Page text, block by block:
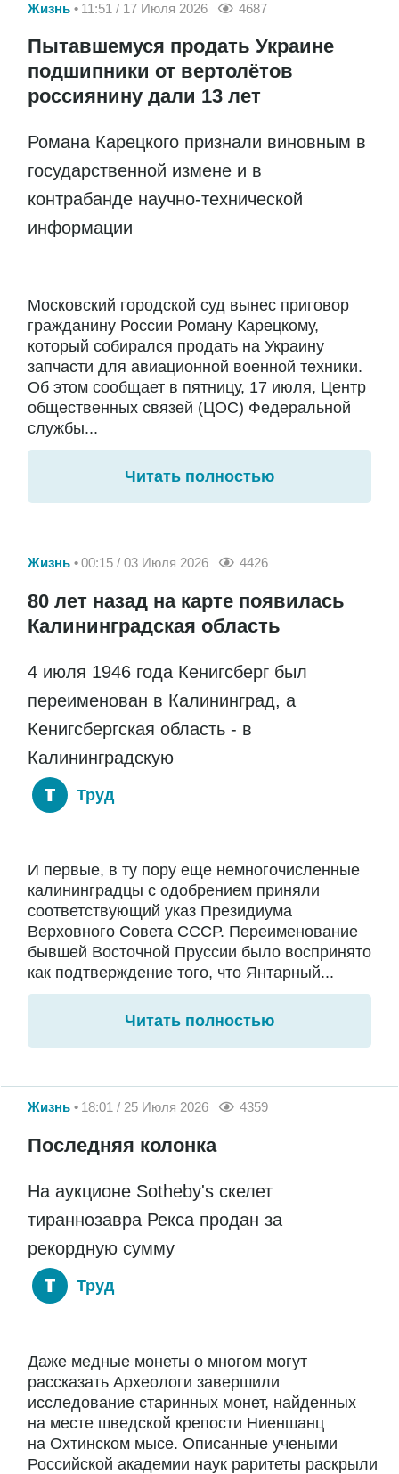
Жизнь 11:51 / 17 Июля 2026 4687
Пытавшемуся продать Украине
подшипники от вертолётов
россиянину дали 13 лет
Романа Карецкого признали виновным в
государственной измене и в
контрабанде научно-технической
информации
Московский городской суд вынес приговор
гражданину России Роману Карецкому,
который собирался продать на Украину
запчасти для авиационной военной техники.
Об этом сообщает в пятницу, 17 июля, Центр
общественных связей (ЦОС) Федеральной
службы...
Читать полностью
Жизнь 00:15 / 03 Июля 2026 4426
80 лет назад на карте появилась
Калининградская область
4 июля 1946 года Кенигсберг был
переименован в Калининград, а
Кенигсбергская область - в
Калининградскую
Труд
И первые, в ту пору еще немногочисленные
калининградцы с одобрением приняли
соответствующий указ Президиума
Верховного Совета СССР. Переименование
бывшей Восточной Пруссии было воспринято
как подтверждение того, что Янтарный...
Читать полностью
Жизнь 18:01 / 25 Июля 2026 4359
Последняя колонка
На аукционе Sotheby's скелет
тираннозавра Рекса продан за
рекордную сумму
Труд
Даже медные монеты о многом могут
рассказать Археологи завершили
исследование старинных монет, найденных
на месте шведской крепости Ниеншанц
на Охтинском мысе. Описанные учеными
Российской академии наук раритеты раскрыли